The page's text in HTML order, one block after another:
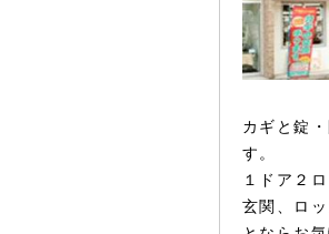
カギと錠
す。
１ドア２
玄関、ロ